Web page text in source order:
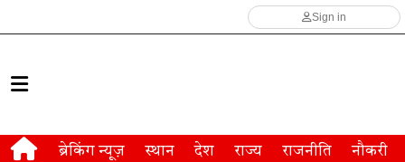
Sign in
ब्रेकिंग न्यूज़ स्थान देश राज्य राजनीति नौकरी